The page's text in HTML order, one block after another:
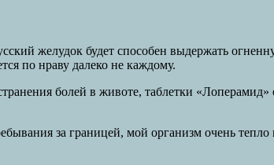
желудок будет способен выдержать
по нраву далеко не каждому.
болей в животе, таблетки
за границей, мой организм очень